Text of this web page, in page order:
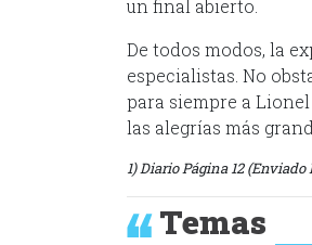
un final abierto.
De todos modos, la
especialistas. No
para siempre a
las alegrías más
1) Diario Página 12
Temas